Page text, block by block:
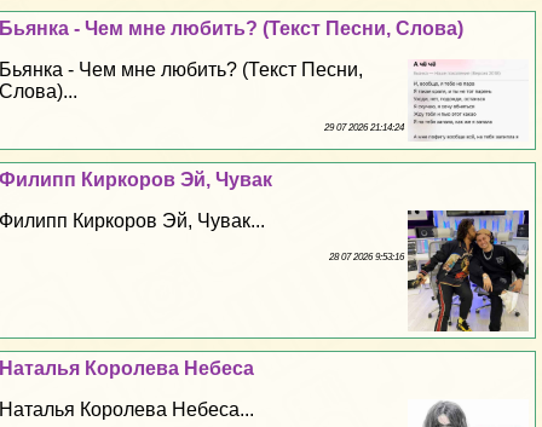
Бьянка - Чем мне любить? (Текст Песни, Слова)
Бьянка - Чем мне любить? (Текст Песни,
Слова)...
29 07 2026 21:14:24
Филипп Киркоров Эй, Чувак
Филипп Киркоров Эй, Чувак...
28 07 2026 9:53:16
Наталья Королева Небеса
Наталья Королева Небеса...